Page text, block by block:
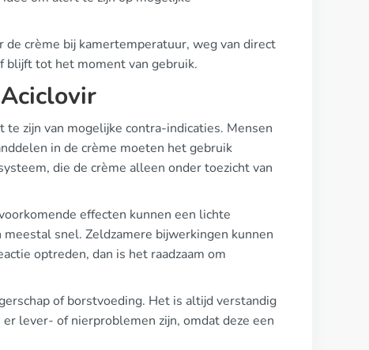
de crème bij kamertemperatuur, weg van direct
blijft tot het moment van gebruik.
zijn van mogelijke contra-indicaties. Mensen
in de crème moeten het gebruik
die de crème alleen onder toezicht van
effecten kunnen een lichte
snel. Zeldzamere bijwerkingen kunnen
optreden, dan is het raadzaam om
of borstvoeding. Het is altijd verstandig
lever- of nierproblemen zijn, omdat deze een